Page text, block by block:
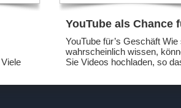
um
YouTube als Chance
Ihr Geschäft
YouTube für’s Geschäft Wie
wahrscheinlich wissen,
Sie Videos hochladen, so
sehen sind. Denters und